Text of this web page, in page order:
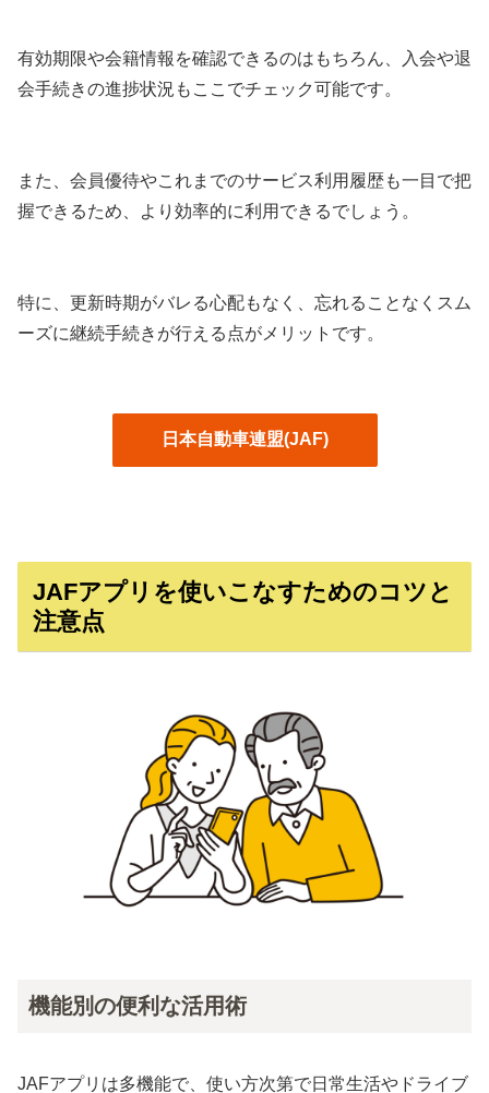
有効期限や会籍情報を確認できるのはもちろん、入会や退
会手続きの進捗状況もここでチェック可能です。
また、会員優待やこれまでのサービス利用履歴も一目で把
握できるため、より効率的に利用できるでしょう。
特に、更新時期がバレる心配もなく、忘れることなくスム
ーズに継続手続きが行える点がメリットです。
日本自動車連盟(JAF)
JAFアプリを使いこなすためのコツと
注意点
機能別の便利な活用術
JAFアプリは多機能で、使い方次第で日常生活やドライブ